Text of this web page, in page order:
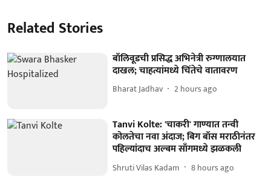
Related Stories
बॉलिवूडची प्रसिद्ध अभिनेत्री रुग्णालयात
दाखल; चाहत्यांमध्ये चिंतेचे वातावरण
Bharat Jadhav 2 hours ago
Tanvi Kolte: 'चाकरी' गाण्यात तन्वी
कोलतेचा नवा अंदाज; बिग बॉस मराठीनंतर
पहिल्यांदाच अल्बम साँगमध्ये झळकली
Shruti Vilas Kadam 8 hours ago